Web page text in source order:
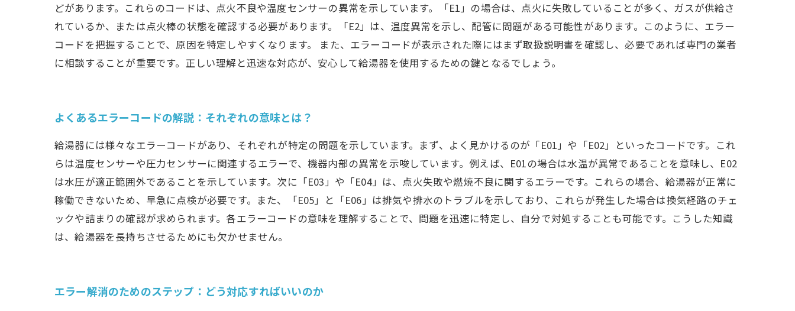
どがあります。これらのコードは、点火不良や温度センサーの異常を示しています。「E1」の場合は、点火に失敗していることが多く、ガスが供給さ
れているか、または点火棒の状態を確認する必要があります。「E2」は、温度異常を示し、配管に問題がある可能性があります。このように、エラー
コードを把握することで、原因を特定しやすくなります。 また、エラーコードが表示された際にはまず取扱説明書を確認し、必要であれば専門の業者
に相談することが重要です。正しい理解と迅速な対応が、安心して給湯器を使用するための鍵となるでしょう。
よくあるエラーコードの解説：それぞれの意味とは？
給湯器には様々なエラーコードがあり、それぞれが特定の問題を示しています。まず、よく見かけるのが「E01」や「E02」といったコードです。これ
らは温度センサーや圧力センサーに関連するエラーで、機器内部の異常を示唆しています。例えば、E01の場合は水温が異常であることを意味し、E02
は水圧が適正範囲外であることを示しています。次に「E03」や「E04」は、点火失敗や燃焼不良に関するエラーです。これらの場合、給湯器が正常に
稼働できないため、早急に点検が必要です。また、「E05」と「E06」は排気や排水のトラブルを示しており、これらが発生した場合は換気経路のチェ
ックや詰まりの確認が求められます。各エラーコードの意味を理解することで、問題を迅速に特定し、自分で対処することも可能です。こうした知識
は、給湯器を長持ちさせるためにも欠かせません。
エラー解消のためのステップ：どう対応すればいいのか